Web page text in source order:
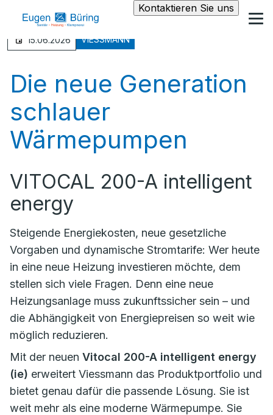
Kontaktieren Sie uns
15.06.2026 VIESSMANN
Die neue Generation
schlauer
Wärmepumpen
VITOCAL 200-A intelligent
energy
Steigende Energiekosten, neue gesetzliche
Vorgaben und dynamische Stromtarife: Wer heute
in eine neue Heizung investieren möchte, dem
stellen sich viele Fragen. Denn eine neue
Heizungsanlage muss zukunftssicher sein – und
die Abhängigkeit von Energiepreisen so weit wie
möglich reduzieren.
Mit der neuen Vitocal 200-A intelligent energy
(ie) erweitert Viessmann das Produktportfolio und
bietet genau dafür die passende Lösung. Sie ist
weit mehr als eine moderne Wärmepumpe. Sie